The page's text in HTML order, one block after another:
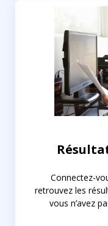
Connectez-
retrouvez les
vous n’avez